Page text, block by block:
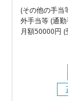
(その他の手当
外手当等 (通
月額50000円